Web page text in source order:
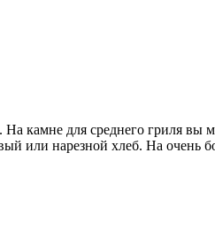
камне для среднего гриля
или нарезной хлеб. На очень